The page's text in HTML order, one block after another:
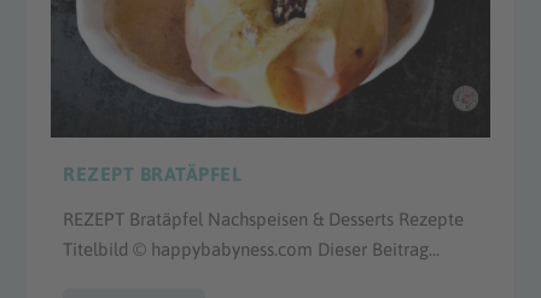
REZEPT BRATÄPFEL
REZEPT Bratäpfel Nachspeisen & Desserts Rezepte
Titelbild © happybabyness.com Dieser Beitrag...